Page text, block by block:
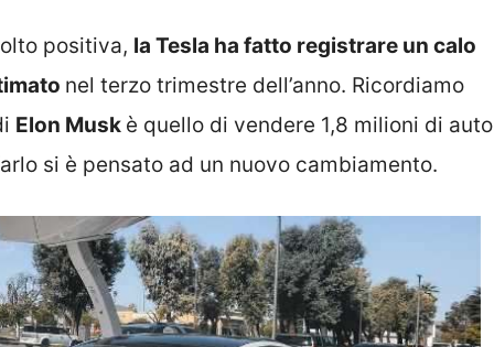
positiva, la Tesla ha fatto registrare un calo
nel terzo trimestre dell’anno. Ricordiamo
Elon Musk è quello di vendere 1,8 milioni di auto
si è pensato ad un nuovo cambiamento.